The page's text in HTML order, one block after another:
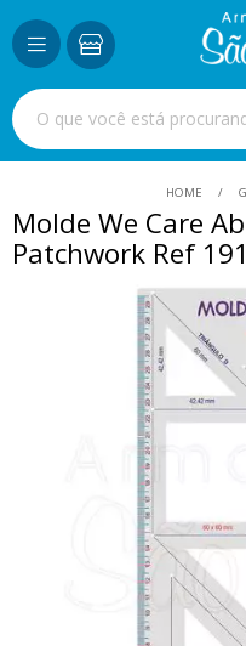
HOME
Molde We Care
Patchwork Ref